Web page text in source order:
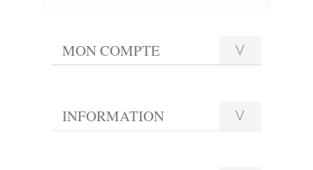
MON COMPTE
INFORMATION